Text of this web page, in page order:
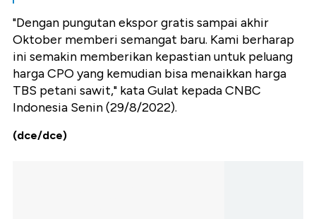
"Dengan pungutan ekspor gratis sampai akhir
Oktober memberi semangat baru. Kami berharap
ini semakin memberikan kepastian untuk peluang
harga CPO yang kemudian bisa menaikkan harga
TBS petani sawit," kata Gulat kepada CNBC
Indonesia Senin (29/8/2022).
(dce/dce)